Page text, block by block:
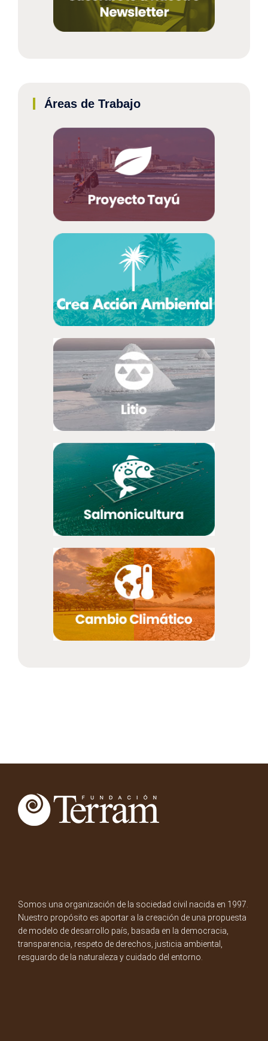
Áreas de Trabajo
Somos una organización de la sociedad civil nacida en 1997.
Nuestro propósito es aportar a la creación de una propuesta
de modelo de desarrollo país, basada en la democracia,
transparencia, respeto de derechos, justicia ambiental,
resguardo de la naturaleza y cuidado del entorno.